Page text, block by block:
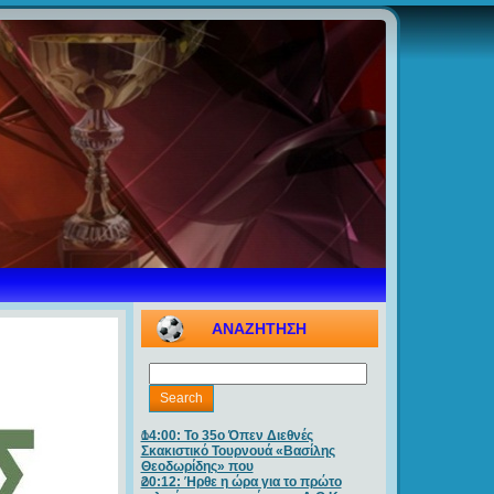
ΑΝΑΖΗΤΗΣΗ
14:00: Το 35ο Όπεν Διεθνές
Σκακιστικό Τουρνουά «Βασίλης
Θεοδωρίδης» που
20:12: Ήρθε η ώρα για το πρώτο